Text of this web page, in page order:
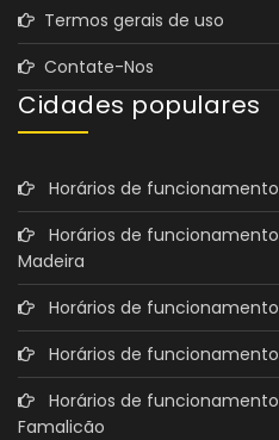
Termos gerais de uso
Contate-Nos
Cidades populares
Horários de
Horários de
Madeira
Horários de
Horários de
Horários de
Famalicão